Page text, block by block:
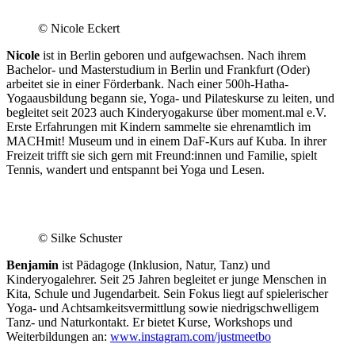
© Nicole Eckert
Nicole ist in Berlin geboren und aufgewachsen. Nach ihrem
Bachelor- und Masterstudium in Berlin und Frankfurt (Oder)
arbeitet sie in einer Förderbank. Nach einer 500h-Hatha-
Yogaausbildung begann sie, Yoga- und Pilateskurse zu leiten, und
begleitet seit 2023 auch Kinderyogakurse über moment.mal e.V.
Erste Erfahrungen mit Kindern sammelte sie ehrenamtlich im
MACHmit! Museum und in einem DaF-Kurs auf Kuba. In ihrer
Freizeit trifft sie sich gern mit Freund:innen und Familie, spielt
Tennis, wandert und entspannt bei Yoga und Lesen.
© Silke Schuster
Benjamin ist Pädagoge (Inklusion, Natur, Tanz) und
Kinderyogalehrer. Seit 25 Jahren begleitet er junge Menschen in
Kita, Schule und Jugendarbeit. Sein Fokus liegt auf spielerischer
Yoga- und Achtsamkeitsvermittlung sowie niedrigschwelligem
Tanz- und Naturkontakt. Er bietet Kurse, Workshops und
Weiterbildungen an: www.instagram.com/justmeetbo